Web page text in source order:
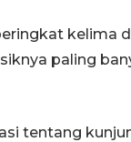
kelima
paling
tentang